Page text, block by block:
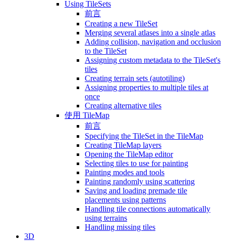
Using TileSets
前言
Creating a new TileSet
Merging several atlases into a single atlas
Adding collision, navigation and occlusion
to the TileSet
Assigning custom metadata to the TileSet's
tiles
Creating terrain sets (autotiling)
Assigning properties to multiple tiles at
once
Creating alternative tiles
使用 TileMap
前言
Specifying the TileSet in the TileMap
Creating TileMap layers
Opening the TileMap editor
Selecting tiles to use for painting
Painting modes and tools
Painting randomly using scattering
Saving and loading premade tile
placements using patterns
Handling tile connections automatically
using terrains
Handling missing tiles
3D